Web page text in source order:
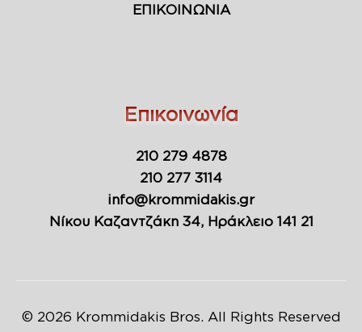
ΕΠΙΚΟΙΝΩΝΙΑ
Επικοινωνία
210 279 4878
210 277 3114
info@krommidakis.gr
Νίκου Καζαντζάκη 34, Ηράκλειο 141 21
© 2026 Krommidakis Bros. All Rights Reserved